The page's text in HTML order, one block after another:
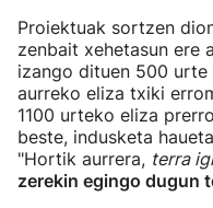
Proiektuak sortzen
zenbait xehetasun ere
izango dituen 500
aurreko eliza txiki
1100 urteko eliza
beste, indusketa
"Hortik aurrera, terra
zerekin egingo dugun